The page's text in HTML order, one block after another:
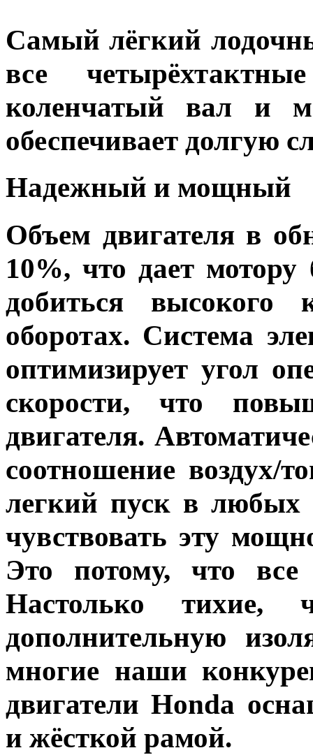
Самый лёгкий
все
коленчатый вал и
обеспечивает долгую
Надежный и мощный
Объем двигателя в
10%, что дает
добиться высокого
оборотах. Система
оптимизирует угол
скорости, что
двигателя.
соотношение воздух/
легкий пуск в любых
чувствовать эту
Это потому, что
Настолько
дополнительную
многие наши
двигатели Honda
и жёсткой рамой.